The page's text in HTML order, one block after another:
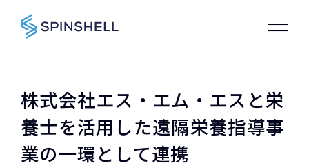
株式会社エス・エム・エスと栄
養士を活用した遠隔栄養指導事
業の一環として連携